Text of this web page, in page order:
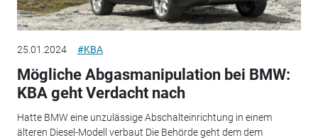
25.01.2024 #KBA
Mögliche Abgasmanipulation bei BMW:
KBA geht Verdacht nach
Hatte BMW eine unzulässige Abschalteinrichtung in einem
älteren Diesel-Modell verbaut Die Behörde geht dem dem